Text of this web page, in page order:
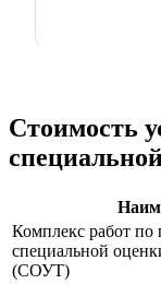
Стоимость
Комплекс работ по
специальной
(СОУТ)